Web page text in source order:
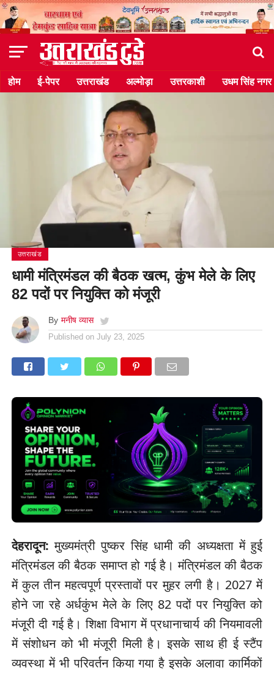
होम ई-पेपर उत्तराखंड अल्मोड़ा उत्तरकाशी उधम सिंह नगर
उत्तराखंड
धामी मंत्रिमंडल की बैठक खत्म, कुंभ मेले के लिए
82 पदों पर नियुक्ति को मंजूरी
By मनीष व्यास
Published on July 23, 2025
देहरादून: मुख्यमंत्री पुष्कर सिंह धामी की अध्यक्षता में हुई
मंत्रिमंडल की बैठक समाप्त हो गई है। मंत्रिमंडल की बैठक
में कुल तीन महत्वपूर्ण प्रस्तावों पर मुहर लगी है। 2027 में
होने जा रहे अर्धकुंभ मेले के लिए 82 पदों पर नियुक्ति को
मंजूरी दी गई है। शिक्षा विभाग में प्रधानाचार्य की नियमावली
में संशोधन को भी मंजूरी मिली है। इसके साथ ही ई स्टैंप
व्यवस्था में भी परिवर्तन किया गया है इसके अलावा कार्मिकों